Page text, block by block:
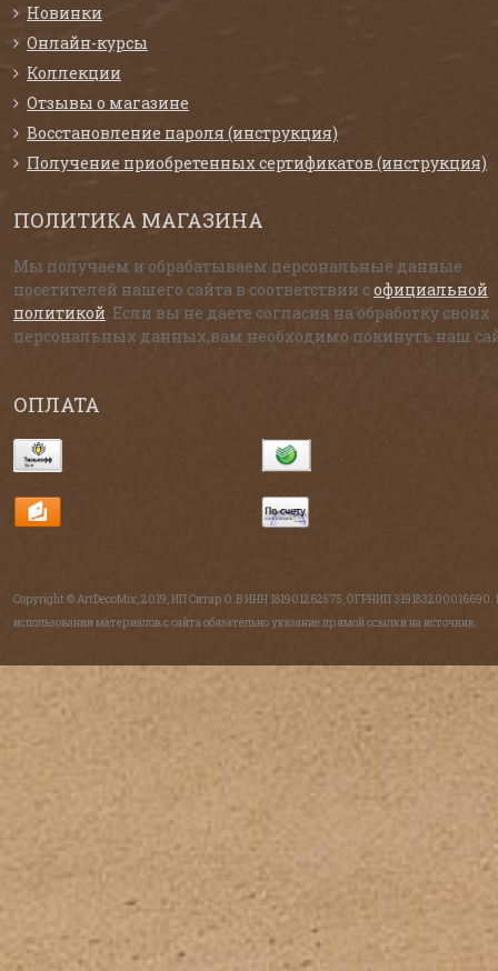
Новинки
Онлайн-курсы
Коллекции
Отзывы о магазине
Восстановление пароля (инструкция)
Получение приобретенных сертификатов (инструкция)
ПОЛИТИКА МАГАЗИНА
Мы получаем и обрабатываем персональные данные
посетителей нашего сайта в соответствии софициальной
политикой . Если вы не даете согласия на обработку своих
персональных данных,вам необходимо покинуть наш
ОПЛАТА
Copyright © ArtDecoMix, 2019, ИП Ситар О.В ИНН 181901262575, ОГРНИП 319183200016690.
использовании материалов с сайта обязательно указание прямой ссылки на источник.